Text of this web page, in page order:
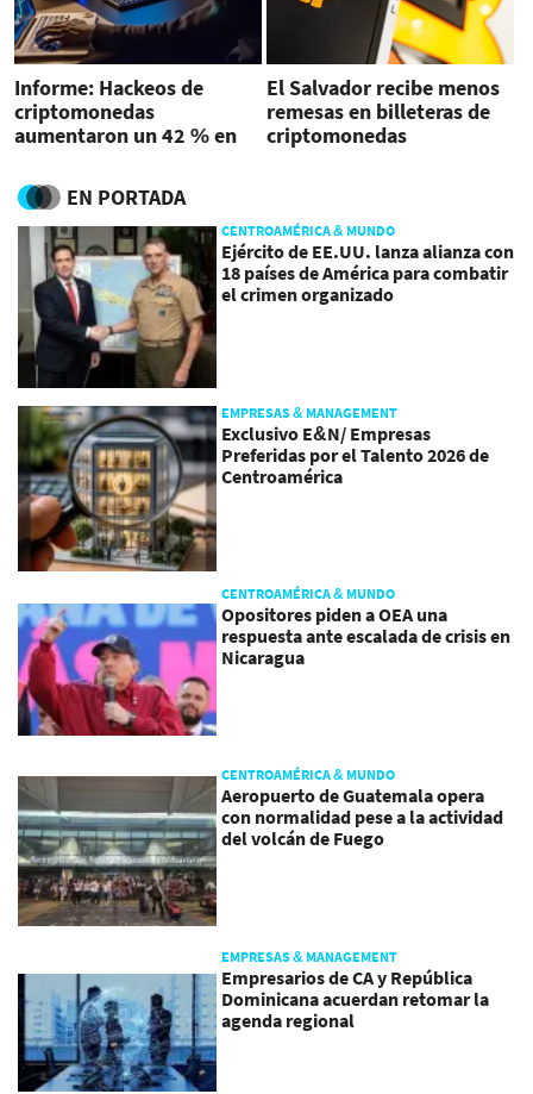
Informe: Hackeos de
criptomonedas
aumentaron un 42 % en
El Salvador recibe menos
remesas en billeteras de
criptomonedas
EN PORTADA
CENTROAMÉRICA & MUNDO
Ejército de EE.UU. lanza alianza con
18 países de América para combatir
el crimen organizado
EMPRESAS & MANAGEMENT
Exclusivo E&N/ Empresas
Preferidas por el Talento 2026 de
Centroamérica
CENTROAMÉRICA & MUNDO
Opositores piden a OEA una
respuesta ante escalada de crisis en
Nicaragua
CENTROAMÉRICA & MUNDO
Aeropuerto de Guatemala opera
con normalidad pese a la actividad
del volcán de Fuego
EMPRESAS & MANAGEMENT
Empresarios de CA y República
Dominicana acuerdan retomar la
agenda regional